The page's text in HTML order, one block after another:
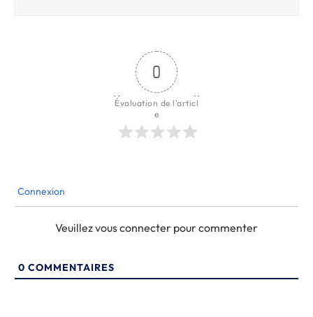
0
Évaluation de l'articl
e
Connexion
Veuillez vous connecter pour commenter
0 COMMENTAIRES